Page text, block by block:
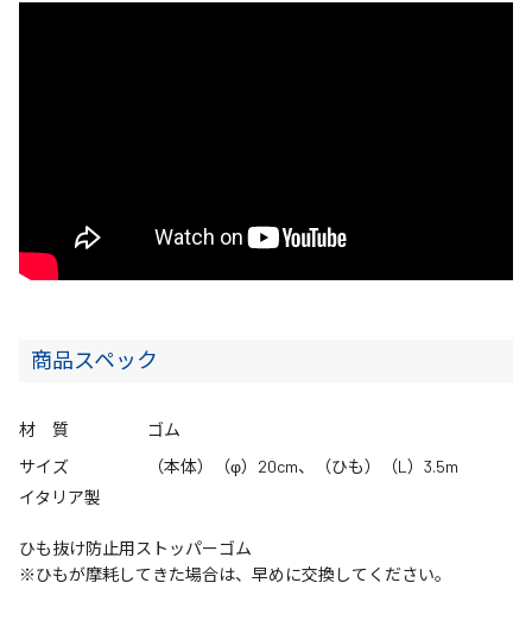
商品スペック
材 質
ゴム
サイズ
（本体）（φ）20cm、（ひも）（L）3.5m
イタリア製
ひも抜け防止用ストッパーゴム
※ひもが摩耗してきた場合は、早めに交換してください。